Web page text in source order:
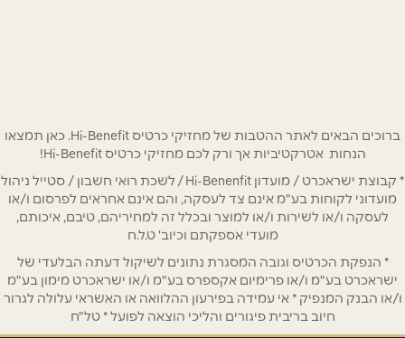
שם מלא *
טלפון*
אימייל *
ברוכים הבאים לאתר ההטבות של מחזיקי כרטיס Hi-Benefit. כאן תמצאו
הנחות אטרקטיביות אך ורק לכם מחזיקי כרטיס Hi-Benefit!
* קבוצת ישראכרט / מועדון Hi-Benenfit / לשכת רואי חשבון / סטייל ניהול
מועדוני לקוחות בע"מ אינם צד לעסקה, והם אינם אחראים לפרסום ו/או
לעסקה ו/או לשירות ו/או למוצר ובכלל זה למחיריהם, טיבם, איכותם,
מועדי אספקתם וכיוב' ט.ל.ח
* הנפקת הכרטיס וגובה המסגרת נתונים לשיקול דעתה הבלעדי של
ישראכרט בע"מ ו/או פרימיום אקספרס בע"מ ו/או ישראכרט מימון בע"מ
ו/או הבנק המנפיק * אי עמידה בפירעון ההלוואה או האשראי עלולה לגרור
חיוב בריבית פיגורים והליכי הוצאה לפועל * טל"ח